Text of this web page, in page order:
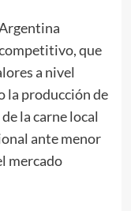
que
a nivel
la producción de
la carne local
ante menor
mercado